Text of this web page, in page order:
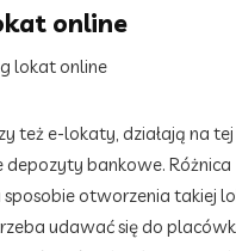
online
też e-lokaty, działają na tej
depozyty bankowe. Różnica
otworzenia takiej
udawać się do